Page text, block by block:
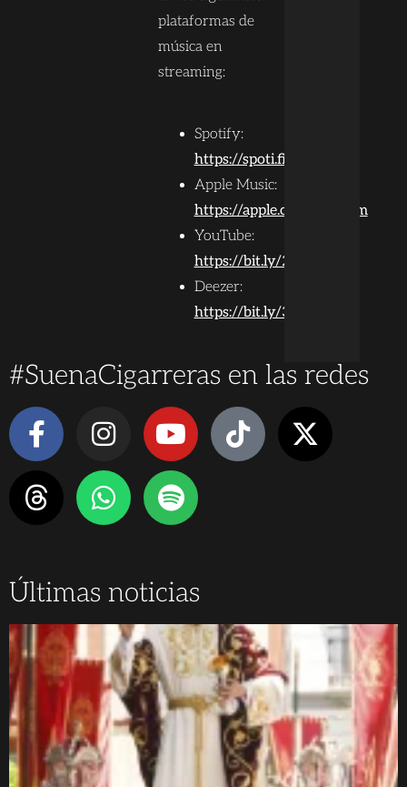
plataformas de
música en
streaming:
Spotify:
https://spoti.fi/3rh4L9d
Apple Music:
https://apple.co/3tMFu8m
YouTube:
https://bit.ly/2NRVbvO
Deezer:
https://bit.ly/3f9Kj7y
#SuenaCigarreras en las redes
Últimas noticias